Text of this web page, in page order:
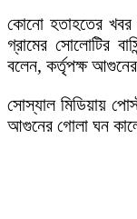
কোনো হতাহতের খবর
গ্রামের সোলোটির
বলেন, কর্তৃপক্ষ
সোস্যাল মিডিয়ায়
আগুনের গোলা ঘন